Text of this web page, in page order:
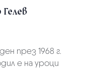
през 1968 г.
е на уроци